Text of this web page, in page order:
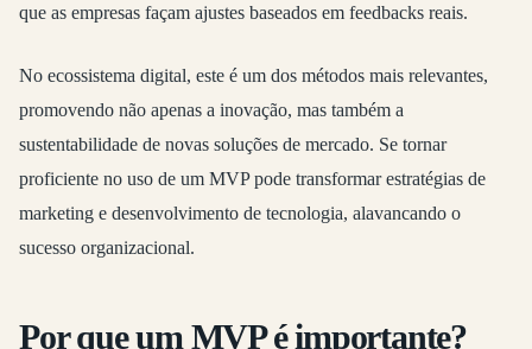
que as empresas façam ajustes baseados em feedbacks reais.
No ecossistema digital, este é um dos métodos mais relevantes,
promovendo não apenas a inovação, mas também a
sustentabilidade de novas soluções de mercado. Se tornar
proficiente no uso de um MVP pode transformar estratégias de
marketing e desenvolvimento de tecnologia, alavancando o
sucesso organizacional.
Por que um MVP é importante?